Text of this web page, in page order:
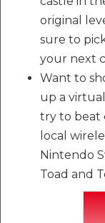
original
sure to
your next
Want to
up a
try to beat
local
Nintendo
Toad and